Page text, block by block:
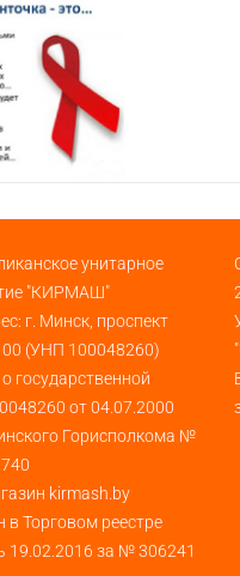
унитарное
"КИРМАШ"
г. Минск, проспект
(УНП 100048260)
государственной
от 04.07.2000
Горисполкома №
740
kirmash.by
в Торговом реестре
19.02.2016 за № 306241